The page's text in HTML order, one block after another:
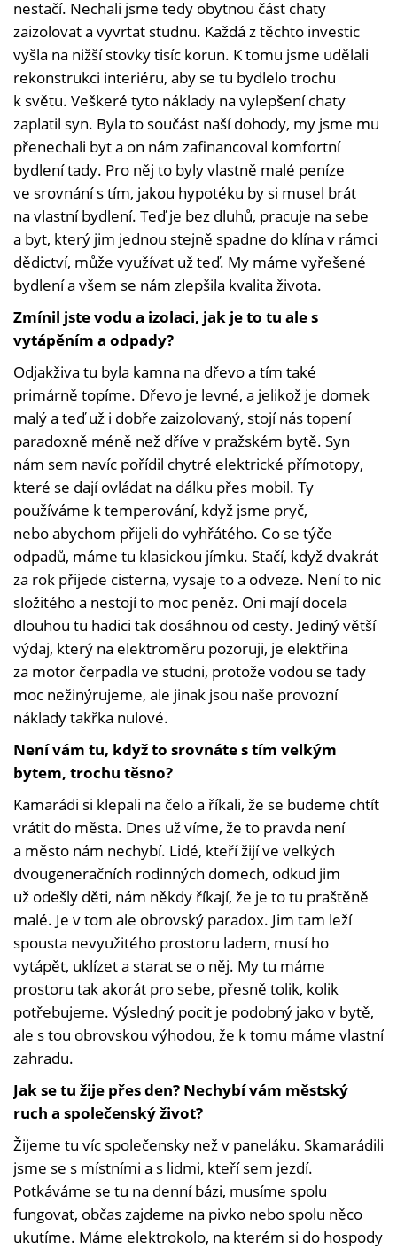
nestačí. Nechali jsme tedy obytnou část chaty
zaizolovat a vyvrtat studnu. Každá z těchto investic
vyšla na nižší stovky tisíc korun. K tomu jsme udělali
rekonstrukci interiéru, aby se tu bydlelo trochu
k světu. Veškeré tyto náklady na vylepšení chaty
zaplatil syn. Byla to součást naší dohody, my jsme mu
přenechali byt a on nám zafinancoval komfortní
bydlení tady. Pro něj to byly vlastně malé peníze
ve srovnání s tím, jakou hypotéku by si musel brát
na vlastní bydlení. Teď je bez dluhů, pracuje na sebe
a byt, který jim jednou stejně spadne do klína v rámci
dědictví, může využívat už teď. My máme vyřešené
bydlení a všem se nám zlepšila kvalita života.
Zmínil jste vodu a izolaci, jak je to tu ale s
vytápěním a odpady?
Odjakživa tu byla kamna na dřevo a tím také
primárně topíme. Dřevo je levné, a jelikož je domek
malý a teď už i dobře zaizolovaný, stojí nás topení
paradoxně méně než dříve v pražském bytě. Syn
nám sem navíc pořídil chytré elektrické přímotopy,
které se dají ovládat na dálku přes mobil. Ty
používáme k temperování, když jsme pryč,
nebo abychom přijeli do vyhřátého. Co se týče
odpadů, máme tu klasickou jímku. Stačí, když dvakrát
za rok přijede cisterna, vysaje to a odveze. Není to nic
složitého a nestojí to moc peněz. Oni mají docela
dlouhou tu hadici tak dosáhnou od cesty. Jediný větší
výdaj, který na elektroměru pozoruji, je elektřina
za motor čerpadla ve studni, protože vodou se tady
moc nežinýrujeme, ale jinak jsou naše provozní
náklady takřka nulové.
Není vám tu, když to srovnáte s tím velkým
bytem, trochu těsno?
Kamarádi si klepali na čelo a říkali, že se budeme chtít
vrátit do města. Dnes už víme, že to pravda není
a město nám nechybí. Lidé, kteří žijí ve velkých
dvougeneračních rodinných domech, odkud jim
už odešly děti, nám někdy říkají, že je to tu praštěně
malé. Je v tom ale obrovský paradox. Jim tam leží
spousta nevyužitého prostoru ladem, musí ho
vytápět, uklízet a starat se o něj. My tu máme
prostoru tak akorát pro sebe, přesně tolik, kolik
potřebujeme. Výsledný pocit je podobný jako v bytě,
ale s tou obrovskou výhodou, že k tomu máme vlastní
zahradu.
Jak se tu žije přes den? Nechybí vám městský
ruch a společenský život?
Žijeme tu víc společensky než v paneláku. Skamarádili
jsme se s místními a s lidmi, kteří sem jezdí.
Potkáváme se tu na denní bázi, musíme spolu
fungovat, občas zajdeme na pivko nebo spolu něco
ukutíme. Máme elektrokolo, na kterém si do hospody